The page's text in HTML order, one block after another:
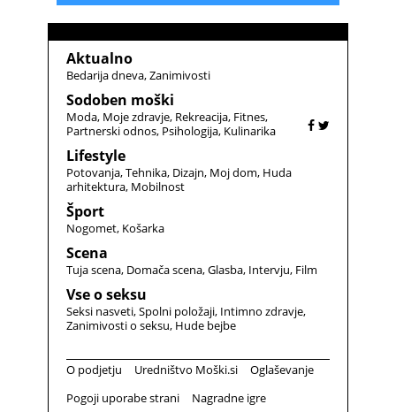
Aktualno
Bedarija dneva Zanimivosti
Sodoben moški
Moda Moje zdravje Rekreacija Fitnes
Partnerski odnos Psihologija Kulinarika
Lifestyle
Potovanja Tehnika Dizajn Moj dom Huda
arhitektura Mobilnost
Šport
Nogomet Košarka
Scena
Tuja scena Domača scena Glasba Intervju Film
Vse o seksu
Seksi nasveti Spolni položaji Intimno zdravje
Zanimivosti o seksu Hude bejbe
O podjetju Uredništvo Moški.si
Oglaševanje
Pogoji uporabe strani
Nagradne igre